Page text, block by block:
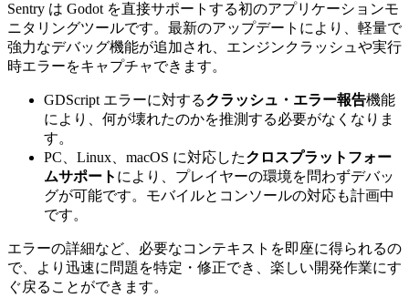
Sentry は Godot を直接サポートする初のアプリケーションモ
ニタリングツールです。最新のアップデートにより、軽量で
強力なデバッグ機能が追加され、エンジンクラッシュや実行
時エラーをキャプチャできます。
GDScript エラーに対するクラッシュ・エラー報告機能
により、何が壊れたのかを推測する必要がなくなりま
す。
PC、Linux、macOS に対応したクロスプラットフォー
ムサポート により、プレイヤーの環境を問わずデバッ
グが可能です。モバイルとコンソールの対応も計画中
です。
エラーの詳細など、必要なコンテキストを即座に得られるの
で、より迅速に問題を特定・修正でき、楽しい開発作業にす
ぐ戻ることができます。